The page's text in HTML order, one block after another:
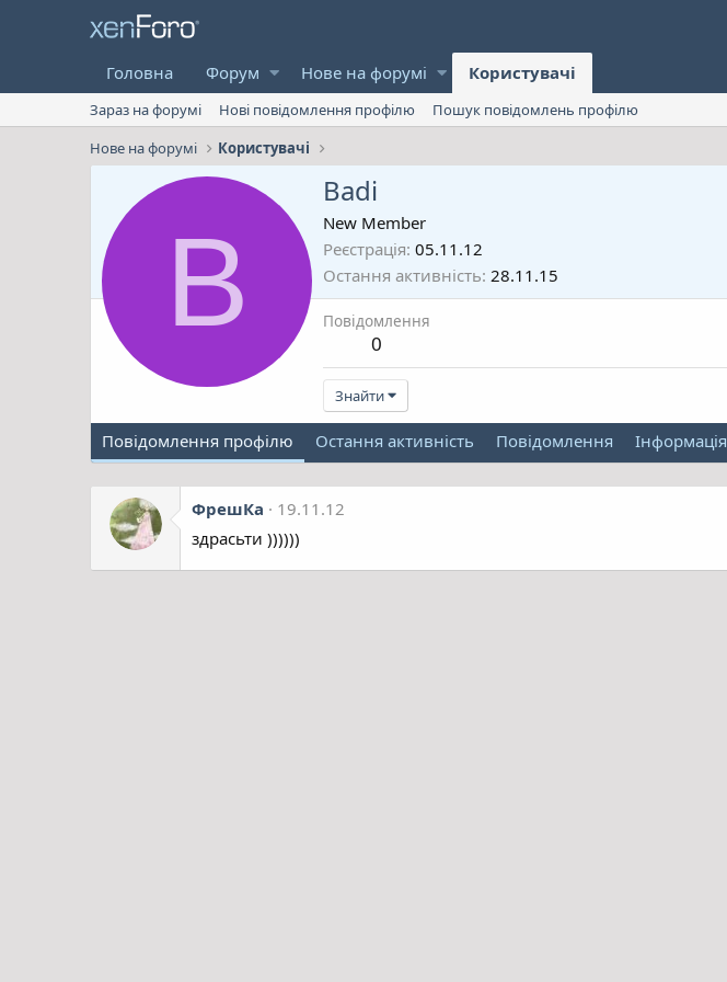
Головна Форум Нове на форумі Користувачі
Зараз на форумі Нові повідомлення профілю
Пошук повідомлень профілю
Нове на форумі
Користувачі
B
Badi
New Member
Реєстрація 05.11.12
Остання активність 28.11.15
Повідомлення
0
Знайти
Повідомлення профілю Остання активність Повідомлення Інформація
ФрешКа
19.11.12
здрасьти ))))))